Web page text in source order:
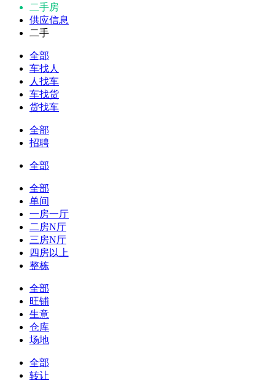
二手房
供应信息
二手
全部
车找人
人找车
车找货
货找车
全部
招聘
全部
全部
单间
一房一厅
二房N厅
三房N厅
四房以上
整栋
全部
旺铺
生意
仓库
场地
全部
转让